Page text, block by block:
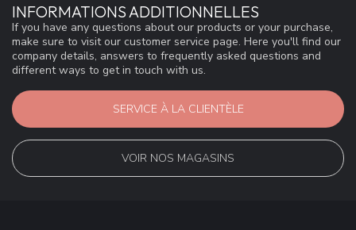
INFORMATIONS ADDITIONNELLES
If you have any questions about our products or your purchase,
make sure to visit our customer service page. Here you'll find our
company details, answers to frequently asked questions and
different ways to get in touch with us.
SERVICE À LA CLIENTÈLE
VOIR NOS MAGASINS